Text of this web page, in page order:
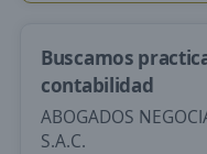
Buscamos
contabilidad
ABOGADOS
S.A.C.